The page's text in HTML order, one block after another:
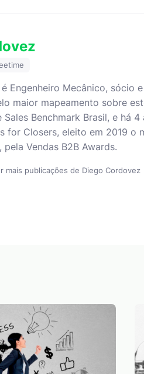
Engenheiro Mecânico, sócio
maior mapeamento sobre
Sales Benchmark Brasil, e há
for Closers, eleito em 2019 o
pela Vendas B2B Awards.
mais publicações de Diego Cordovez